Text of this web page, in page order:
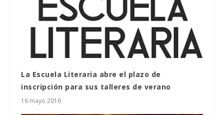
La Escuela Literaria abre el plazo de
inscripción para sus talleres de verano
16 mayo 2016